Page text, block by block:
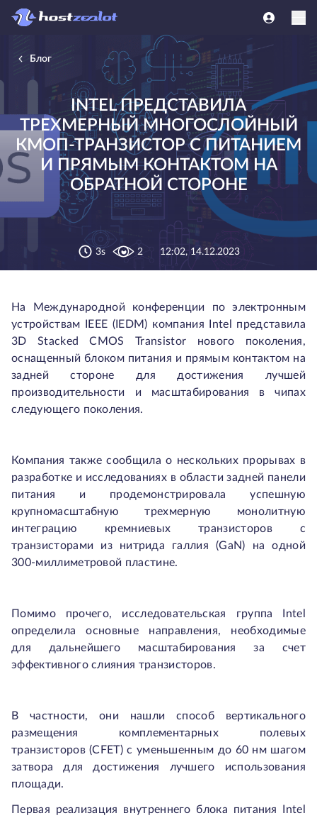
Блог
INTEL ПРЕДСТАВИЛА
ТРЕХМЕРНЫЙ МНОГОСЛОЙНЫЙ
КМОП-ТРАНЗИСТОР С ПИТАНИЕМ
И ПРЯМЫМ КОНТАКТОМ НА
ОБРАТНОЙ СТОРОНЕ
3s 2 12:02, 14.12.2023
На Международной конференции по электронным
устройствам IEEE (IEDM) компания Intel представила
3D Stacked CMOS Transistor нового поколения,
оснащенный блоком питания и прямым контактом на
задней стороне для достижения лучшей
производительности и масштабирования в чипах
следующего поколения.
Компания также сообщила о нескольких прорывах в
разработке и исследованиях в области задней панели
питания и продемонстрировала успешную
крупномасштабную трехмерную монолитную
интеграцию кремниевых транзисторов с
транзисторами из нитрида галлия (GaN) на одной
300-миллиметровой пластине.
Помимо прочего, исследовательская группа Intel
определила основные направления, необходимые
для дальнейшего масштабирования за счет
эффективного слияния транзисторов.
В частности, они нашли способ вертикального
размещения комплементарных полевых
транзисторов (CFET) с уменьшенным до 60 нм шагом
затвора для достижения лучшего использования
площади.
Первая реализация внутреннего блока питания Intel